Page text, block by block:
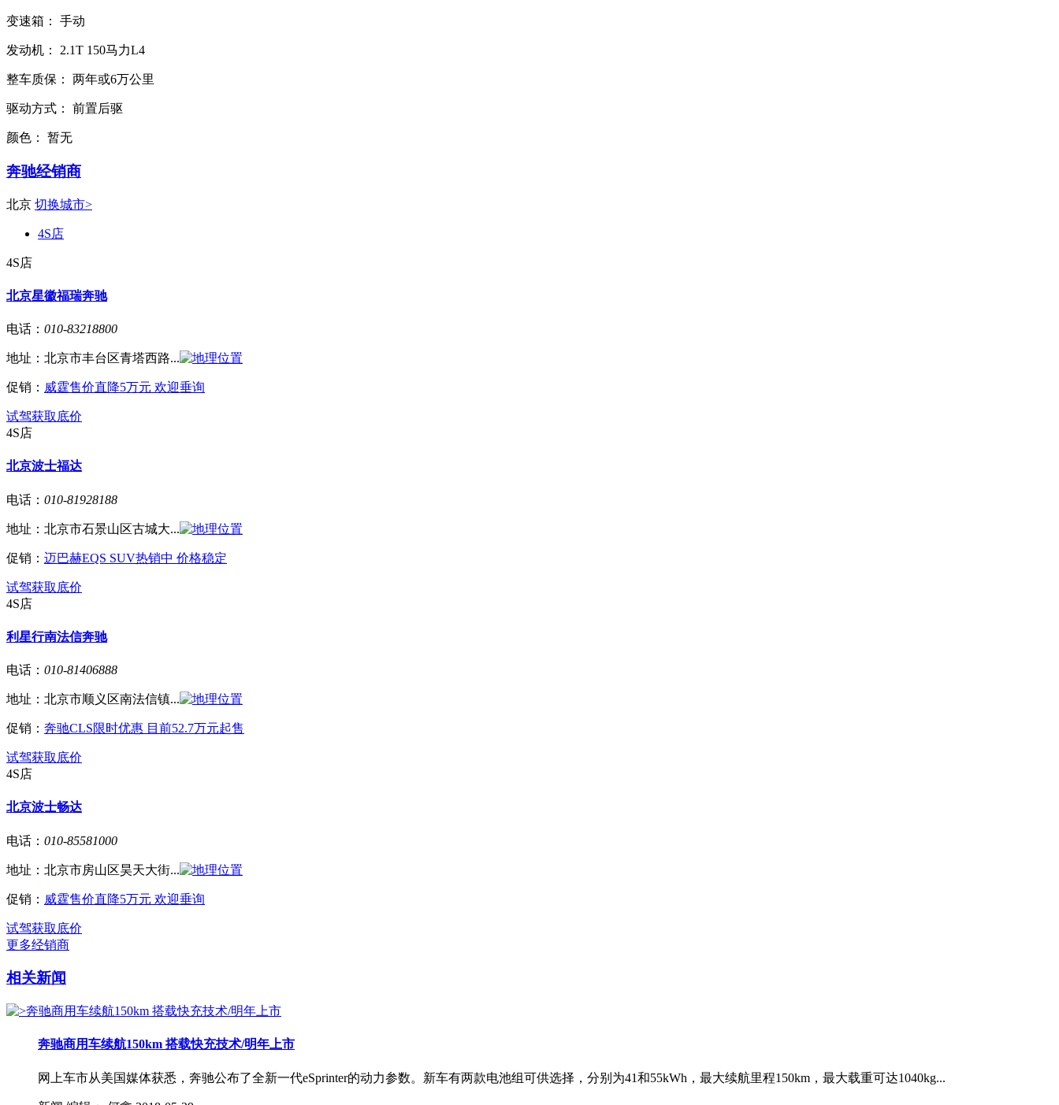
变速箱： 手动
发动机： 2.1T 150马力L4
整车质保： 两年或6万公里
驱动方式： 前置后驱
颜色： 暂无
奔驰经销商
北京 切换城市>
4S店
4S店
北京星徽福瑞奔驰
电话： 010-83218800
地址： 北京市丰台区青塔西路...
促销： 威霆售价直降5万元 欢迎垂询
试驾获取底价
4S店
北京波士福达
电话： 010-81928188
地址： 北京市石景山区古城大...
促销： 迈巴赫EQS SUV热销中 价格稳定
试驾获取底价
4S店
利星行南法信奔驰
电话： 010-81406888
地址： 北京市顺义区南法信镇...
促销： 奔驰CLS限时优惠 目前52.7万元起售
试驾获取底价
4S店
北京波士畅达
电话： 010-85581000
地址： 北京市房山区昊天大街...
促销： 威霆售价直降5万元 欢迎垂询
试驾获取底价
更多经销商
相关新闻
奔驰商用车续航150km 搭载快充技术/明年上市
网上车市从美国媒体获悉，奔驰公布了全新一代eSprinter的动力参数。新车有两款电池组可供选择，分别为41和55kWh，最大续航里程150km，最大载重可达1040kg...